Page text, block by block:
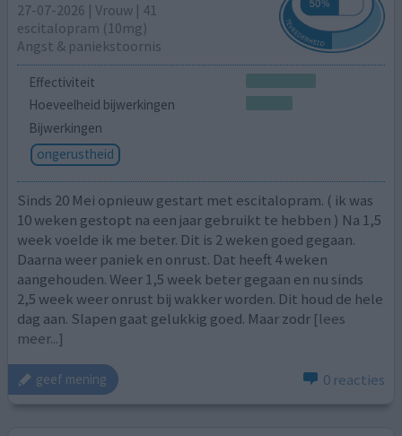
27-07-2026 | Vrouw | 41
escitalopram (10mg)
Angst & paniekstoornis
Effectiviteit
Hoeveelheid bijwerkingen
Bijwerkingen
ongerustheid
Sinds 20 Mei opnieuw gestart met escitalopram. ( ik was
10 weken gestopt na een jaar gebruikt te hebben ) Na 1,5
week voelde ik me beter. Dit is 2 weken goed gegaan.
Daarna weer paniek en onrust. Dat heeft 4 weken
aangehouden. Weer 1,5 week beter gegaan en nu sinds
2,5 week weer onrust bij wakker worden. Dit houd de hele
dag aan. Slapen gaat gelukkig goed. Maar zodr [lees
meer...]
geef mening 0 reacties